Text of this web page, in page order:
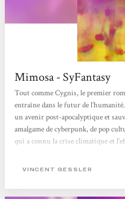
Mimosa - SyFantasy
Tout comme Cygnis, le premier
entraîne dans le futur de
un avenir post-apocalyptique et
amalgame de cyberpunk, de pop
qui a connu la crise climatique et
conduire un side-car dans des
VINCENT GESSLER